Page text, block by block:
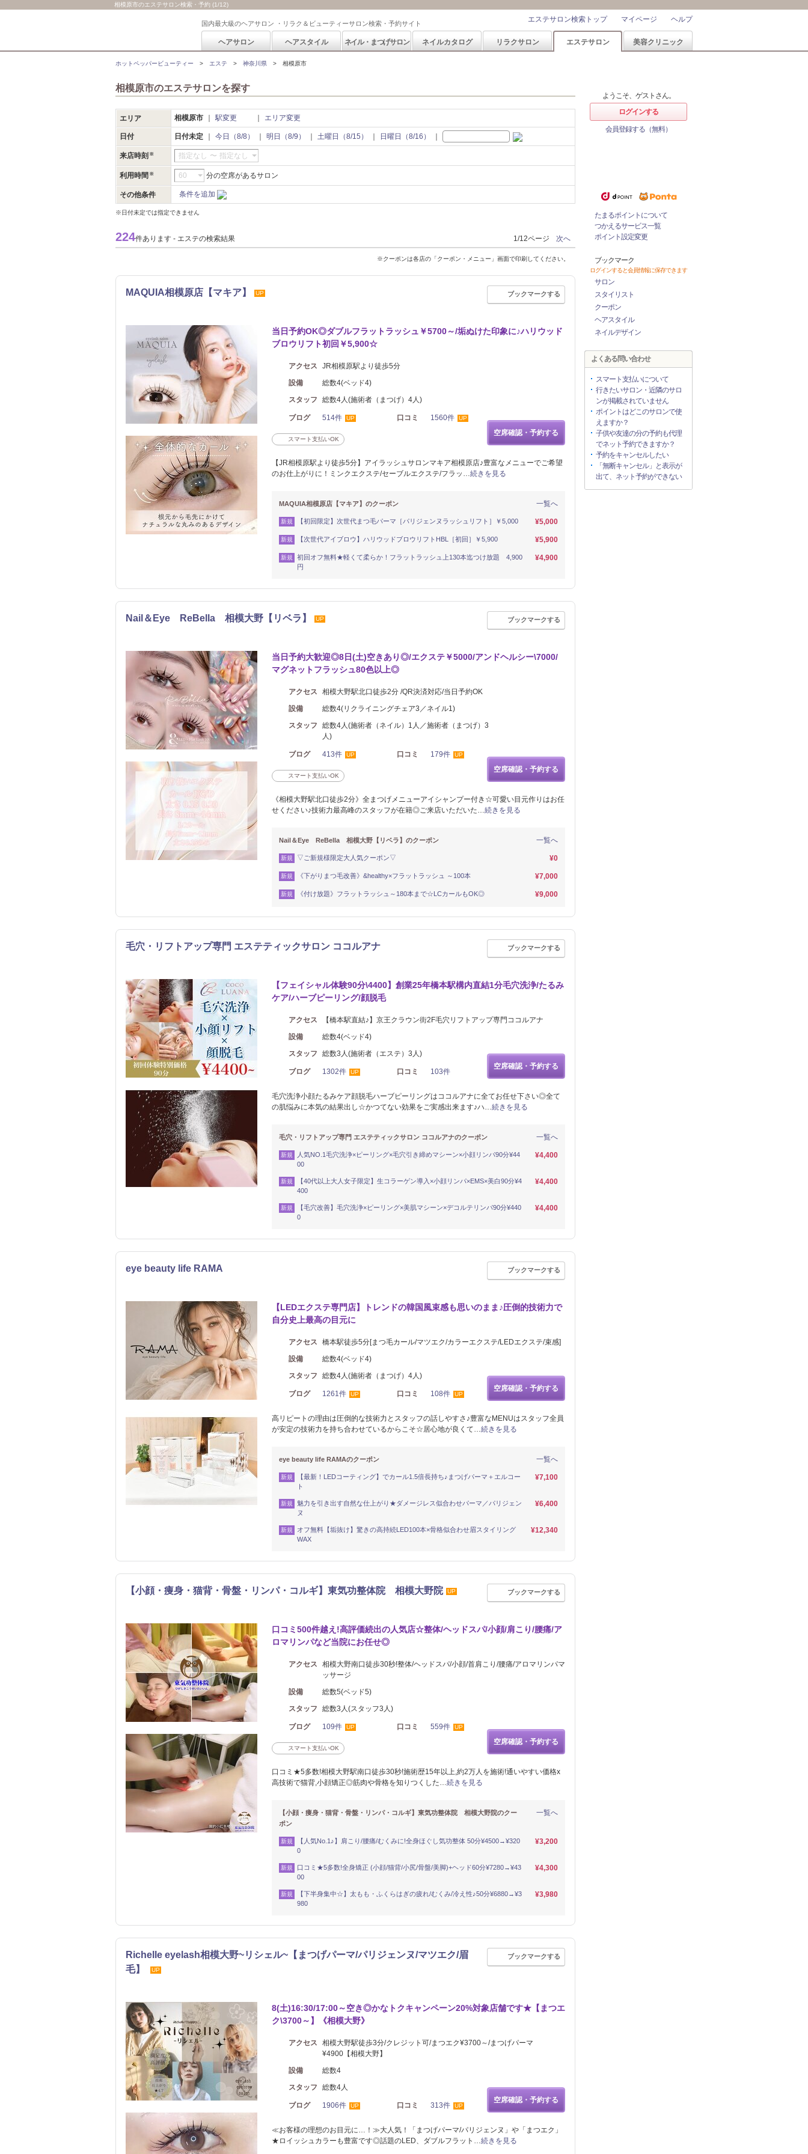
相模原市のエステサロン検索・予約 (1/12)
国内最大級のヘアサロン ・リラク＆ビューティーサロン検索・予約サイト ヘルプ
マイページ
エステサロン検索トップ
ヘアサロン ヘアスタイル ネイル・まつげサロン ネイルカタログ リラクサロン エステサロン 美容クリニック
ホットペッパービューティー エステ 神奈川県 相模原市
相模原市のエステサロンを探す
エリア 相模原市 駅変更 エリア変更
日付 日付未定 今日（8/8） 明日（8/9） 土曜日（8/15） 日曜日（8/16）
来店時刻 指定なし 〜 指定なし
利用時間 分の空席があるサロン
その他条件 条件を追加
※日付未定では指定できません
224件あります - エステの検索結果 1/12ページ 次へ
※クーポンは各店の「クーポン・メニュー」画面で印刷してください。
MAQUIA相模原店【マキア】 UP ブックマークする
当日予約OK◎ダブルフラットラッシュ￥5700～/垢ぬけた印象に♪ハリウッド
ブロウリフト初回￥5,900☆
アクセス
JR相模原駅より徒歩5分
設備
総数4(ベッド4)
スタッフ
総数4人(施術者（まつげ）4人)
ブログ 514件 UP 口コミ 1560件 UP
スマート支払いOK
空席確認・予約する
【JR相模原駅より徒歩5分】アイラッシュサロンマキア相模原店♪豊富なメニューでご希望
のお仕上がりに！ミンクエクステ/セーブルエクステ/フラッ…続きを見る
一覧へ
MAQUIA相模原店【マキア】のクーポン
新規 【初回限定】次世代まつ毛パーマ［パリジェンヌラッシュリフト］￥5,000 ¥5,000
新規 【次世代アイブロウ】ハリウッドブロウリフトHBL［初回］￥5,900 ¥5,900
新規
初回オフ無料★軽くて柔らか！フラットラッシュ上130本迄つけ放題 4,900
円
¥4,900
Nail＆Eye ReBella 相模大野【リベラ】 UP ブックマークする
当日予約大歓迎◎8日(土)空きあり◎/エクステ￥5000/アンドヘルシー\7000/
マグネットフラッシュ80色以上◎
アクセス
相模大野駅北口徒歩2分 /QR決済対応/当日予約OK
設備
総数4(リクライニングチェア3／ネイル1)
スタッフ
総数4人(施術者（ネイル）1人／施術者（まつげ）3
人)
ブログ 413件 UP 口コミ 179件 UP
スマート支払いOK
空席確認・予約する
《相模大野駅北口徒歩2分》全まつげメニューアイシャンプー付き☆可愛い目元作りはお任
せください♪技術力最高峰のスタッフが在籍◎ご来店いただいた…続きを見る
一覧へ
Nail＆Eye ReBella 相模大野【リベラ】のクーポン
新規 ▽ご新規様限定大人気クーポン▽ ¥0
新規 《下がりまつ毛改善》&healthy×フラットラッシュ ～100本 ¥7,000
新規 《付け放題》フラットラッシュ～180本まで☆LCカールもOK◎ ¥9,000
毛穴・リフトアップ専門 エステティックサロン ココルアナ ブックマークする
【フェイシャル体験90分\4400】創業25年橋本駅構内直結1分毛穴洗浄/たるみ
ケア/ハーブピーリング/顔脱毛
アクセス
【橋本駅直結♪】京王クラウン街2F毛穴リフトアップ専門ココルアナ
設備
総数4(ベッド4)
スタッフ
総数3人(施術者（エステ）3人)
ブログ 1302件 UP 口コミ 103件
空席確認・予約する
毛穴洗浄小顔たるみケア顔脱毛ハーブピーリングはココルアナに全てお任せ下さい◎全て
の肌悩みに本気の結果出し☆かつてない効果をご実感出来ます♪ハ…続きを見る
一覧へ
毛穴・リフトアップ専門 エステティックサロン ココルアナのクーポン
新規
人気NO.1毛穴洗浄×ピーリング×毛穴引き締めマシーン×小顔リンパ90分¥44
00
¥4,400
新規
【40代以上大人女子限定】生コラーゲン導入×小顔リンパ×EMS×美白90分¥4
400
¥4,400
新規
【毛穴改善】毛穴洗浄×ピーリング×美肌マシーン×デコルテリンパ90分¥440
0
¥4,400
eye beauty life RAMA ブックマークする
【LEDエクステ専門店】トレンドの韓国風束感も思いのまま♪圧倒的技術力で
自分史上最高の目元に
アクセス
橋本駅徒歩5分[まつ毛カール/マツエク/カラーエクステ/LEDエクステ/束感]
設備
総数4(ベッド4)
スタッフ
総数4人(施術者（まつげ）4人)
ブログ 1261件 UP 口コミ 108件 UP
空席確認・予約する
高リピートの理由は圧倒的な技術力とスタッフの話しやすさ♪豊富なMENUはスタッフ全員
が安定の技術力を持ち合わせているからこそ☆居心地が良くて…続きを見る
一覧へ
eye beauty life RAMAのクーポン
新規
【最新！LEDコーティング】でカール1.5倍長持ち♪まつげパーマ＋エルコー
ト
¥7,100
新規
魅力を引き出す自然な仕上がり★ダメージレス似合わせパーマ／パリジェン
ヌ
¥6,400
新規
オフ無料【垢抜け】驚きの高持続LED100本×骨格似合わせ眉スタイリング
WAX
¥12,340
【小顔・痩身・猫背・骨盤・リンパ・コルギ】東気功整体院 相模大野院 UP ブックマークする
口コミ500件越え!高評価続出の人気店☆整体/ヘッドスパ/小顔/肩こり/腰痛/ア
ロマリンパなど当院にお任せ◎
アクセス
相模大野南口徒歩30秒!整体/ヘッドスパ/小顔/首肩こり/腰痛/アロマリンパマ
ッサージ
設備
総数5(ベッド5)
スタッフ
総数3人(スタッフ3人)
ブログ 109件 UP 口コミ 559件 UP
スマート支払いOK
空席確認・予約する
口コミ★5多数!相模大野駅南口徒歩30秒!施術歴15年以上,約2万人を施術!通いやすい価格x
高技術で猫背,小顔矯正◎筋肉や骨格を知りつくした…続きを見る
一覧へ
【小顔・痩身・猫背・骨盤・リンパ・コルギ】東気功整体院 相模大野院のクー
ポン
新規
【人気No.1♪】肩こり/腰痛/むくみに!全身ほぐし気功整体 50分¥4500→¥320
0
¥3,200
新規
口コミ★5多数!全身矯正 (小顔/猫背/小尻/骨盤/美脚)+ヘッド60分¥7280→¥43
00
¥4,300
新規
【下半身集中☆】太もも・ふくらはぎの疲れ/むくみ/冷え性♪50分¥6880→¥3
980
¥3,980
Richelle eyelash相模大野~リシェル~【まつげパーマ/パリジェンヌ/マツエク/眉
毛】
UP
ブックマークする
8(土)16:30/17:00～空き◎かなトクキャンペーン20%対象店舗です★【まつエ
ク\3700～】《相模大野》
アクセス
相模大野駅徒歩3分/クレジット可/まつエク¥3700～/まつげパーマ
¥4900【相模大野】
設備
総数4
スタッフ
総数4人
ブログ 1906件 UP 口コミ 313件 UP
空席確認・予約する
≪お客様の理想のお目元に…！≫大人気！「まつげパーマ/パリジェンヌ」や「まつエク」
★ロイッシュカラーも豊富です◎話題のLED、ダブルフラット…続きを見る
ようこそ、ゲストさん。
ログインする
会員登録する（無料）
たまるポイントについて
つかえるサービス一覧
ポイント設定変更
ブックマーク
ログインすると会員情報に保存できます
サロン
スタイリスト
クーポン
ヘアスタイル
ネイルデザイン
よくある問い合わせ
スマート支払いについて
行きたいサロン・近隣のサロ
ンが掲載されていません
ポイントはどこのサロンで使
えますか？
子供や友達の分の予約も代理
でネット予約できますか？
予約をキャンセルしたい
「無断キャンセル」と表示が
出て、ネット予約ができない